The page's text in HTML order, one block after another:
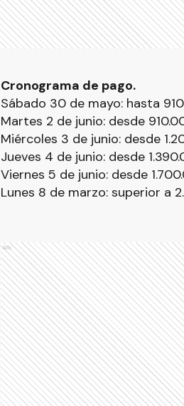
Cronograma de pago.
Sábado 30 de mayo: hasta
Martes 2 de junio: desde
Miércoles 3 de junio: desde
Jueves 4 de junio: desde
Viernes 5 de junio: desde
Lunes 8 de marzo: superior a
Ads